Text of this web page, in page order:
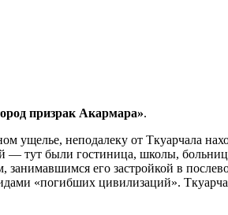
призрак Акармара».
ущелье, неподалеку от Ткуарчала
— тут были гостиница, школы,
занимавшимся его застройкой в
«погибших цивилизаций».